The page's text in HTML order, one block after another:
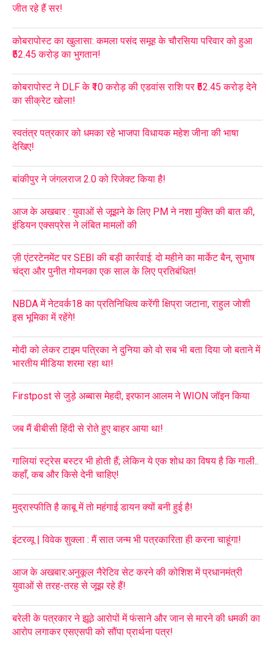
जीत रहे हैं सर!
कोबरापोस्ट का खुलासा: कमला पसंद समूह के चौरसिया परिवार को हुआ
₹52.45 करोड़ का भुगतान!
कोबरापोस्ट ने DLF के ₹10 करोड़ की एडवांस राशि पर ₹52.45 करोड़ देने
का सीक्रेट खोला!
स्वतंत्र पत्रकार को धमका रहे भाजपा विधायक महेश जीना की भाषा
देखिए!
बांकीपुर ने जंगलराज 2.0 को रिजेक्ट किया है!
आज के अखबार : युवाओं से जूझने के लिए PM ने नशा मुक्ति की बात की,
इंडियन एक्सप्रेस ने लंबित मामलों की
ज़ी एंटरटेनमेंट पर SEBI की बड़ी कार्रवाई: दो महीने का मार्केट बैन, सुभाष
चंद्रा और पुनीत गोयनका एक साल के लिए प्रतिबंधित!
NBDA में नेटवर्क18 का प्रतिनिधित्व करेंगी क्षिप्रा जटाना, राहुल जोशी
इस भूमिका में रहेंगे!
मोदी को लेकर टाइम पत्रिका ने दुनिया को वो सब भी बता दिया जो बताने में
भारतीय मीडिया शरमा रहा था!
Firstpost से जुड़े अब्बास मेहदी, इरफान आलम ने WION जॉइन किया
जब मैं बीबीसी हिंदी से रोते हुए बाहर आया था!
गालियां स्ट्रेस बस्टर भी होती हैं; लेकिन ये एक शोध का विषय है कि गाली..
कहाँ, कब और किसे देनी चाहिए!
मुद्रास्फीति है काबू में तो महंगाई डायन क्यों बनी हुई है!
इंटरव्यू | विवेक शुक्ला : मैं सात जन्म भी पत्रकारिता ही करना चाहूंगा!
आज के अखबार:अनुकूल नैरेटिव सेट करने की कोशिश में प्रधानमंत्री
युवाओं से तरह-तरह से जूझ रहे हैं!
बरेली के पत्रकार ने झूठे आरोपों में फंसाने और जान से मारने की धमकी का
आरोप लगाकर एसएसपी को सौंपा प्रार्थना पत्र!